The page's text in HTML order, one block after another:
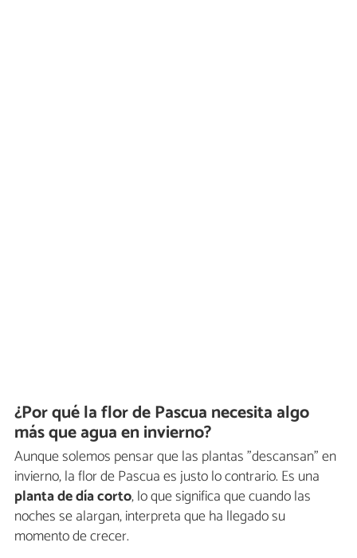
¿Por qué la flor de Pascua necesita algo
más que agua en invierno?
Aunque solemos pensar que las plantas "descansan" en
invierno, la flor de Pascua es justo lo contrario. Es una
planta dedía corto, lo que significa que cuando las
noches se alargan, interpreta que ha llegado su
momento de crecer.